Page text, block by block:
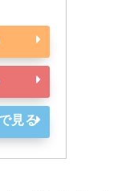
見る